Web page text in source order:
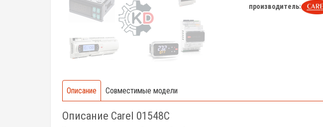
производитель:
Описание Совместимые модели
Описание Carel 01548C